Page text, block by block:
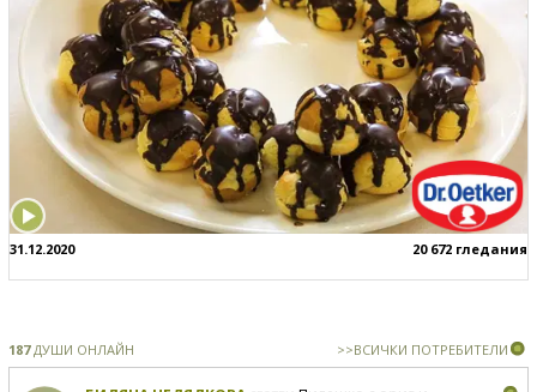
31.12.2020 20 672 гледания
187ДУШИ ОНЛАЙН >>ВСИЧКИ ПОТРЕБИТЕЛИ